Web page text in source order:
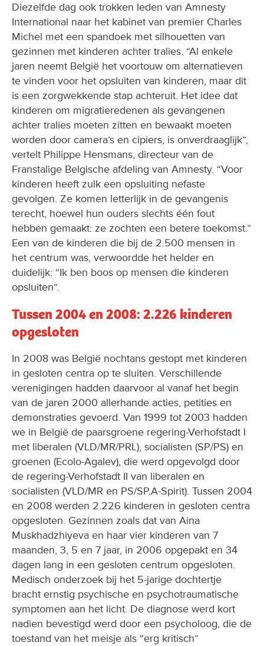
Diezelfde dag ook trokken leden van Amnesty
International naar het kabinet van premier Charles
Michel met een spandoek met silhouetten van
gezinnen met kinderen achter tralies. “Al enkele
jaren neemt België het voortouw om alternatieven
te vinden voor het opsluiten van kinderen, maar dit
is een zorgwekkende stap achteruit. Het idee dat
kinderen om migratieredenen als gevangenen
achter tralies moeten zitten en bewaakt moeten
worden door camera’s en cipiers, is onverdraaglijk”,
vertelt Philippe Hensmans, directeur van de
Franstalige Belgische afdeling van Amnesty. “Voor
kinderen heeft zulk een opsluiting nefaste
gevolgen. Ze komen letterlijk in de gevangenis
terecht, hoewel hun ouders slechts één fout
hebben gemaakt: ze zochten een betere toekomst.”
Een van de kinderen die bij de 2.500 mensen in
het centrum was, verwoordde het helder en
duidelijk: “Ik ben boos op mensen die kinderen
opsluiten”.
Tussen 2004 en 2008: 2.226 kinderen
opgesloten
In 2008 was België nochtans gestopt met kinderen
in gesloten centra op te sluiten. Verschillende
verenigingen hadden daarvoor al vanaf het begin
van de jaren 2000 allerhande acties, petities en
demonstraties gevoerd. Van 1999 tot 2003 hadden
we in België de paarsgroene regering-Verhofstadt I
met liberalen (VLD/MR/PRL), socialisten (SP/PS) en
groenen (Ecolo-Agalev), die werd opgevolgd door
de regering-Verhofstadt II van liberalen en
socialisten (VLD/MR en PS/SP.A-Spirit). Tussen 2004
en 2008 werden 2.226 kinderen in gesloten centra
opgesloten. Gezinnen zoals dat van Aina
Muskhadzhiyeva en haar vier kinderen van 7
maanden, 3, 5 en 7 jaar, in 2006 opgepakt en 34
dagen lang in een gesloten centrum opgesloten.
Medisch onderzoek bij het 5-jarige dochtertje
bracht ernstig psychische en psychotraumatische
symptomen aan het licht. De diagnose werd kort
nadien bevestigd werd door een psycholoog, die de
toestand van het meisje als “erg kritisch”